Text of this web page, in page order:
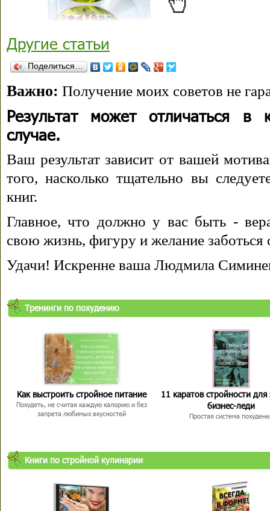
Другие статьи
Поделиться…
Важно: Получение моих советов не
Результат может отличаться в
случае.
Ваш результат зависит от вашей
того, насколько тщательно вы
книг.
Главное, что должно у вас быть -
свою жизнь, фигуру и желание заботься
Удачи! Искренне ваша Людмила
Тренинги по похудению
Как выстроить стройное питание
Похудеть, не считая каждую калорию и без
запрета любимых вкусностей
11 каратов стройности для
бизнес-леди
Простая система
Книги по стройной кулинарии